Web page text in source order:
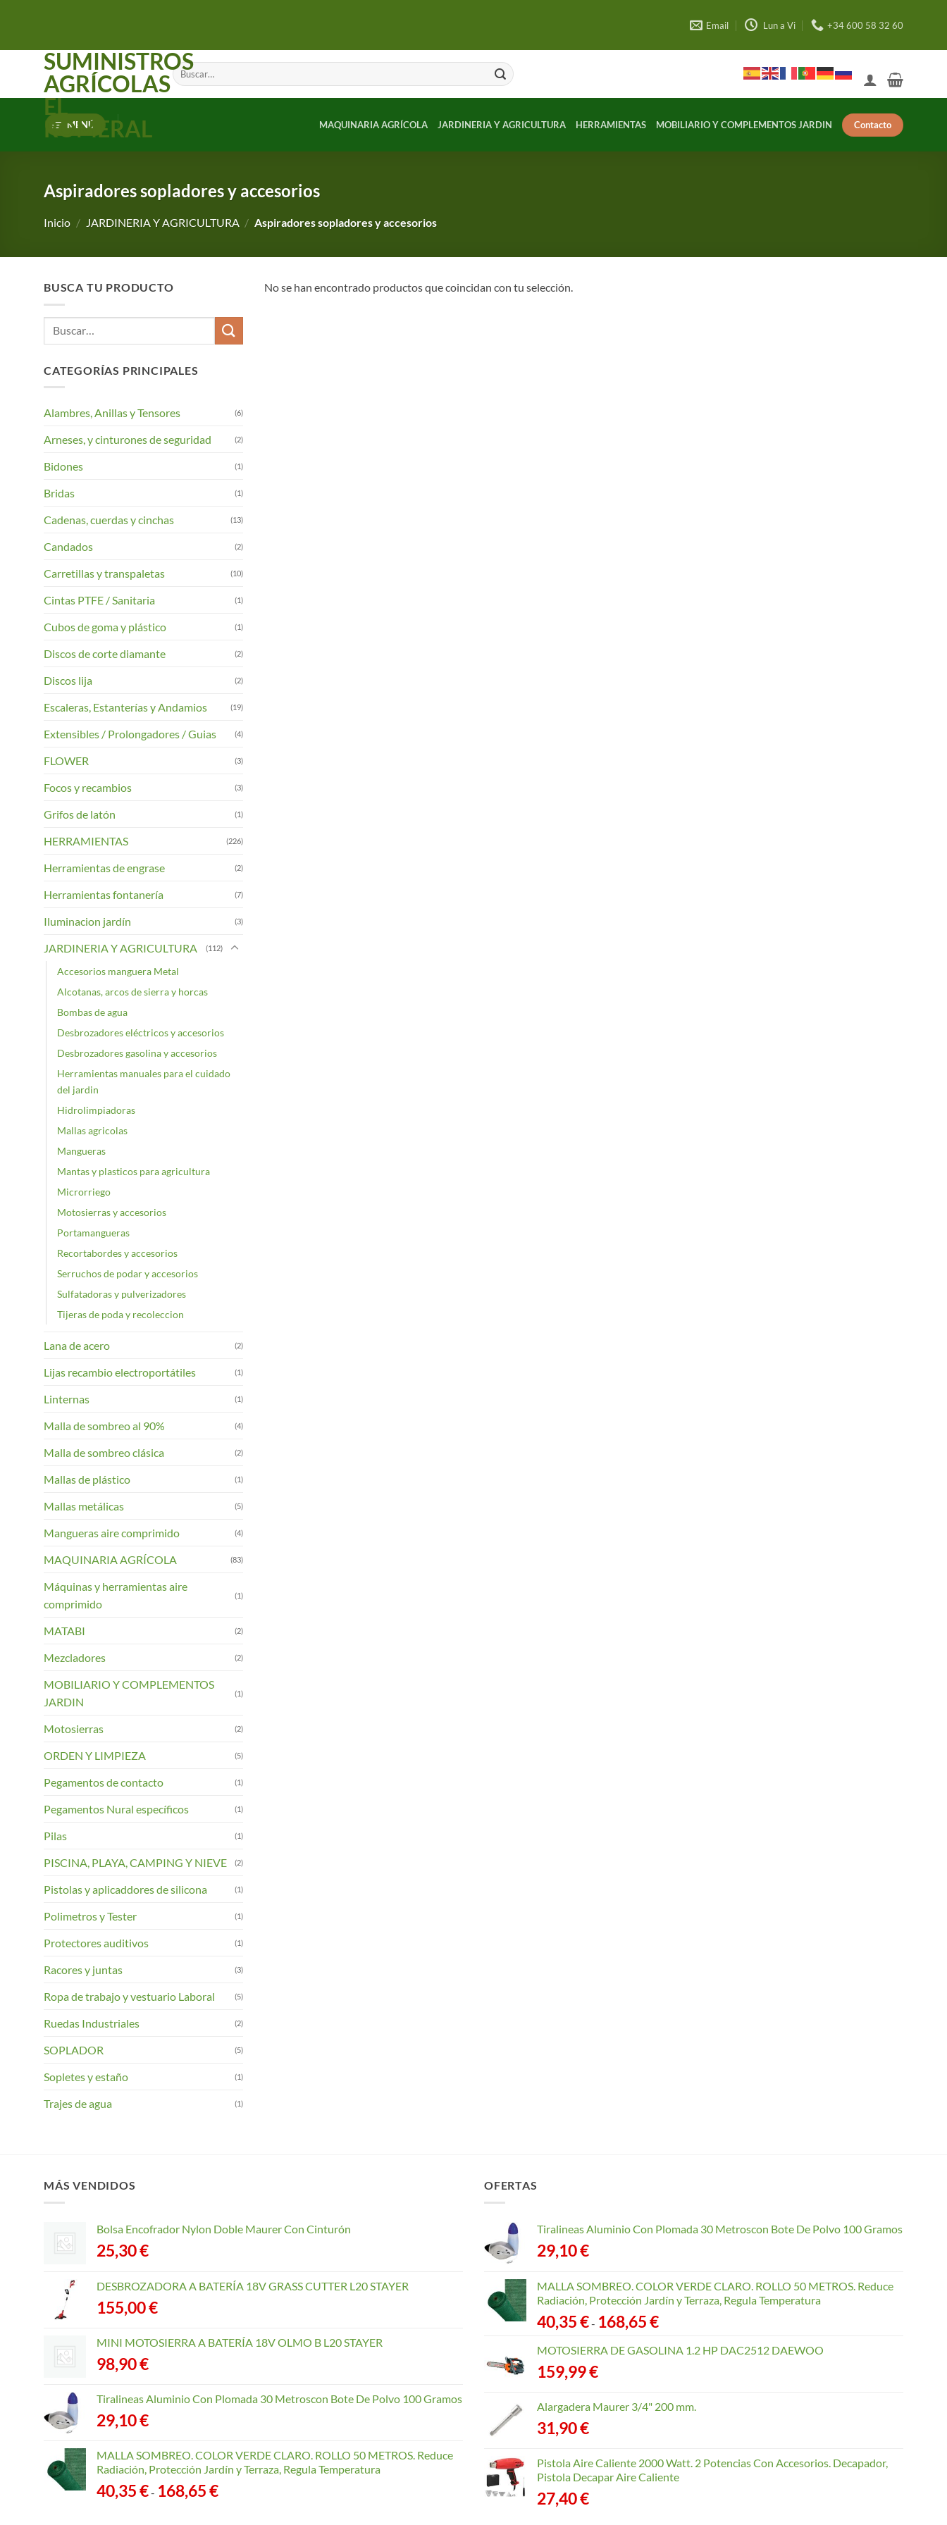
Email Lun a Vi +34 600 58 32 60
SUMINISTROS
AGRÍCOLAS
EL
ROMERAL
Buscar
por:
MENÚ MAQUINARIA AGRÍCOLA JARDINERIA Y AGRICULTURA HERRAMIENTAS MOBILIARIO Y COMPLEMENTOS JARDIN Contacto
Aspiradores sopladores y accesorios
Inicio / JARDINERIA Y AGRICULTURA / Aspiradores sopladores y accesorios
BUSCA TU PRODUCTO
Buscar
CATEGORÍAS PRINCIPALES
Alambres, Anillas y Tensores (6)
Arneses, y cinturones de seguridad (2)
Bidones (1)
Bridas (1)
Cadenas, cuerdas y cinchas (13)
Candados (2)
Carretillas y transpaletas (10)
Cintas PTFE / Sanitaria (1)
Cubos de goma y plástico (1)
Discos de corte diamante (2)
Discos lija (2)
Escaleras, Estanterías y Andamios (19)
Extensibles / Prolongadores / Guias (4)
FLOWER (3)
Focos y recambios (3)
Grifos de latón (1)
HERRAMIENTAS (226)
Herramientas de engrase (2)
Herramientas fontanería (7)
Iluminacion jardín (3)
JARDINERIA Y AGRICULTURA (112)
Accesorios manguera Metal
Alcotanas, arcos de sierra y horcas
Bombas de agua
Desbrozadores eléctricos y accesorios
Desbrozadores gasolina y accesorios
Herramientas manuales para el cuidado
del jardin
Hidrolimpiadoras
Mallas agricolas
Mangueras
Mantas y plasticos para agricultura
Microrriego
Motosierras y accesorios
Portamangueras
Recortabordes y accesorios
Serruchos de podar y accesorios
Sulfatadoras y pulverizadores
Tijeras de poda y recoleccion
Lana de acero (2)
Lijas recambio electroportátiles (1)
Linternas (1)
Malla de sombreo al 90% (4)
Malla de sombreo clásica (2)
Mallas de plástico (1)
Mallas metálicas (5)
Mangueras aire comprimido (4)
MAQUINARIA AGRÍCOLA (83)
Máquinas y herramientas aire
comprimido
(1)
MATABI (2)
Mezcladores (2)
MOBILIARIO Y COMPLEMENTOS
JARDIN
(1)
Motosierras (2)
ORDEN Y LIMPIEZA (5)
Pegamentos de contacto (1)
Pegamentos Nural específicos (1)
Pilas (1)
PISCINA, PLAYA, CAMPING Y NIEVE (2)
Pistolas y aplicaddores de silicona (1)
Polimetros y Tester (1)
Protectores auditivos (1)
Racores y juntas (3)
Ropa de trabajo y vestuario Laboral (5)
Ruedas Industriales (2)
SOPLADOR (5)
Sopletes y estaño (1)
Trajes de agua (1)
No se han encontrado productos que coincidan con tu selección.
MÁS VENDIDOS
Bolsa Encofrador Nylon Doble Maurer Con Cinturón
25,30€
DESBROZADORA A BATERÍA 18V GRASS CUTTER L20 STAYER
155,00€
MINI MOTOSIERRA A BATERÍA 18V OLMO B L20 STAYER
98,90€
Tiralineas Aluminio Con Plomada 30 Metroscon Bote De Polvo 100 Gramos
29,10€
MALLA SOMBREO. COLOR VERDE CLARO. ROLLO 50 METROS. Reduce
Radiación, Protección Jardín y Terraza, Regula Temperatura
40,35€- 168,65€Rango
OFERTAS
Tiralineas Aluminio Con Plomada 30 Metroscon Bote De Polvo 100 Gramos
29,10€
MALLA SOMBREO. COLOR VERDE CLARO. ROLLO 50 METROS. Reduce
Radiación, Protección Jardín y Terraza, Regula Temperatura
40,35€- 168,65€Rango
precios:
168,65 €
MOTOSIERRA DE GASOLINA 1.2 HP DAC2512 DAEWOO
159,99€
Alargadera Maurer 3/4" 200 mm.
31,90€
Pistola Aire Caliente 2000 Watt. 2 Potencias Con Accesorios. Decapador,
Pistola Decapar Aire Caliente
27,40€